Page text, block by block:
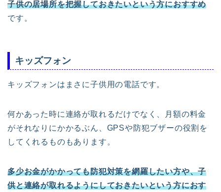
子供の居場所を把握しておきたいという方におすすめ
です。
キッズフォン
キッズフォンはまさに子供用の電話です。
何かあった時に連絡が取れるだけでなく、月額の料金
がそれなりにかかるぶん、GPSや防犯ブザーの役割を
してくれるものもあります。
多少お金がかかっても防犯対策を網羅したい方や、子
供と連絡が取れるようにしておきたいという方におす